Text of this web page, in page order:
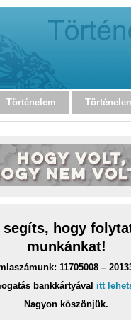
Történelem
segíts, hogy
munkánkat!
11705008 –
bankkártyával itt
Nagyon köszönjük.